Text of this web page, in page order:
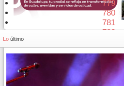
779
780
781
782
Lo último